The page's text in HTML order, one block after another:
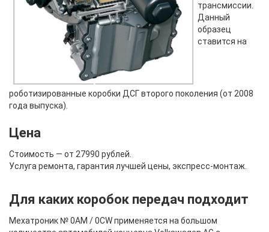
трансмиссии.
Данный
образец
ставится на
роботизированные коробки ДСГ второго поколения (от 2008
года выпуска).
Цена
Стоимость — от 27990 рублей.
Услуга ремонта, гарантия лучшей цены, экспресс-монтаж.
Для каких коробок передач подходит
Мехатроник № 0AM / 0CW применяется на большом